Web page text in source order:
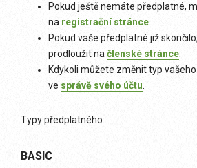
Pokud ještě nemáte předplatné,
na registrační stránce
Pokud vaše předplatné již
prodloužit na členské stránce
Kdykoli můžete změnit typ
ve správě svého účtu
Typy předplatného:
BASIC